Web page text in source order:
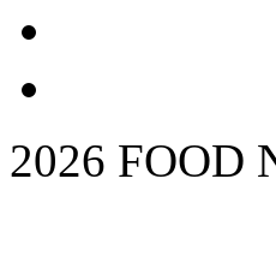
2026 FOOD